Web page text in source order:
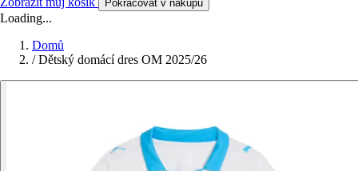
Pokračovat v nákupu
Loading...
Domů
/ Dětský domácí dres OM 2025/26